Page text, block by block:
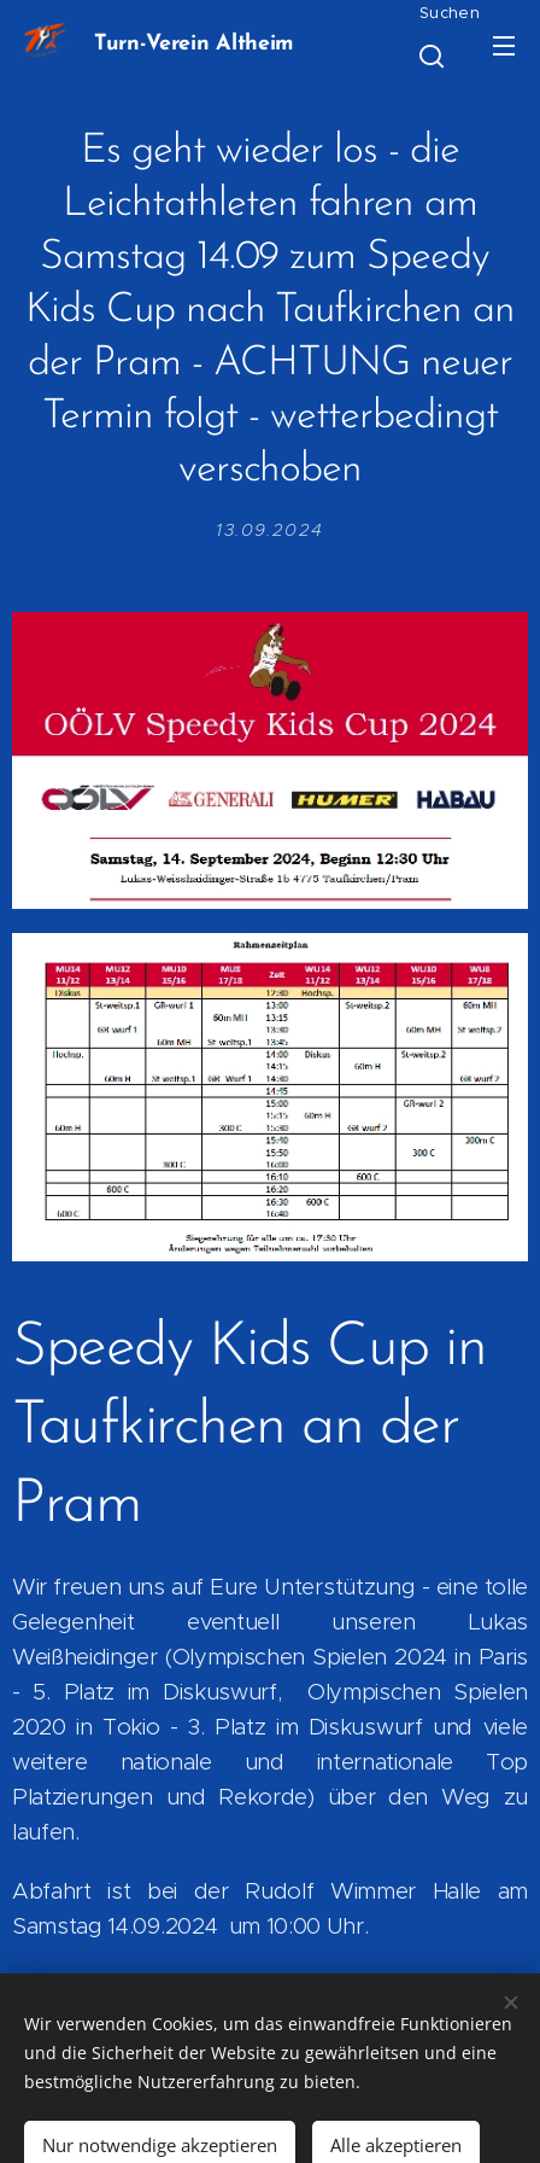
Turn-Verein Altheim
Suchen
Es geht wieder los - die
Leichtathleten fahren am
Samstag 14.09 zum Speedy
Kids Cup nach Taufkirchen an
der Pram - ACHTUNG neuer
Termin folgt - wetterbedingt
verschoben
13.09.2024
Speedy Kids Cup in
Taufkirchen an der
Pram
Wir freuen uns auf Eure Unterstützung - eine tolle
Gelegenheit eventuell unseren Lukas
Weißheidinger (Olympischen Spielen 2024 in Paris
- 5. Platz im Diskuswurf, Olympischen Spielen
2020 in Tokio - 3. Platz im Diskuswurf und viele
weitere nationale und internationale Top
Platzierungen und Rekorde) über den Weg zu
laufen.
Abfahrt ist bei der Rudolf Wimmer Halle am
Samstag 14.09.2024 um 10:00 Uhr.
Auf Facebook teilen
Wir verwenden Cookies, um das einwandfreie Funktionieren
und die Sicherheit der Website zu gewährleitsen und eine
bestmögliche Nutzererfahrung zu bieten.
Nur notwendige akzeptieren Alle akzeptieren